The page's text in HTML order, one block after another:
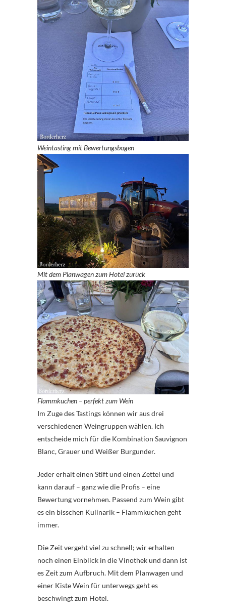
Weintasting mit Bewertungsbogen
Mit dem Planwagen zum Hotel zurück
Flammkuchen – perfekt zum Wein
Im Zuge des Tastings können wir aus drei
verschiedenen Weingruppen wählen. Ich
entscheide mich für die Kombination Sauvignon
Blanc, Grauer und Weißer Burgunder.
Jeder erhält einen Stift und einen Zettel und
kann darauf – ganz wie die Profis – eine
Bewertung vornehmen. Passend zum Wein gibt
es ein bisschen Kulinarik – Flammkuchen geht
immer.
Die Zeit vergeht viel zu schnell; wir erhalten
noch einen Einblick in die Vinothek und dann ist
es Zeit zum Aufbruch. Mit dem Planwagen und
einer Kiste Wein für unterwegs geht es
beschwingt zum Hotel.